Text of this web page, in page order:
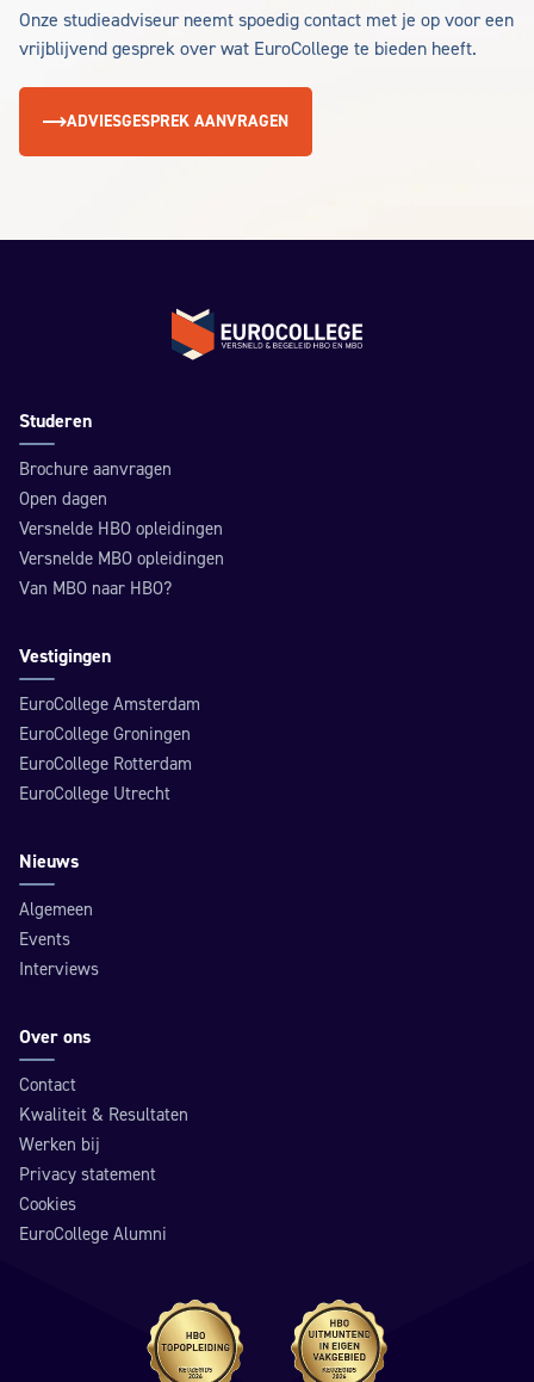
Onze studieadviseur neemt spoedig contact met je op voor een
vrijblijvend gesprek over wat EuroCollege te bieden heeft.
ADVIESGESPREK AANVRAGEN
Terug naar de homepage
Studeren
Brochure aanvragen
Open dagen
Versnelde HBO opleidingen
Versnelde MBO opleidingen
Van MBO naar HBO?
Vestigingen
EuroCollege Amsterdam
EuroCollege Groningen
EuroCollege Rotterdam
EuroCollege Utrecht
Nieuws
Algemeen
Events
Interviews
Over ons
Contact
Kwaliteit & Resultaten
Werken bij
Privacy statement
Cookies
EuroCollege Alumni